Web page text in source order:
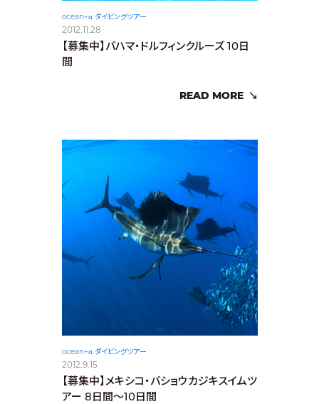
ocean+α ダイビングツアー
2012.11.28
【募集中】バハマ・ドルフィンクルーズ 10日
間
READ MORE
ocean+α ダイビングツアー
2012.9.15
【募集中】メキシコ・バショウカジキスイムツ
アー 8日間〜10日間